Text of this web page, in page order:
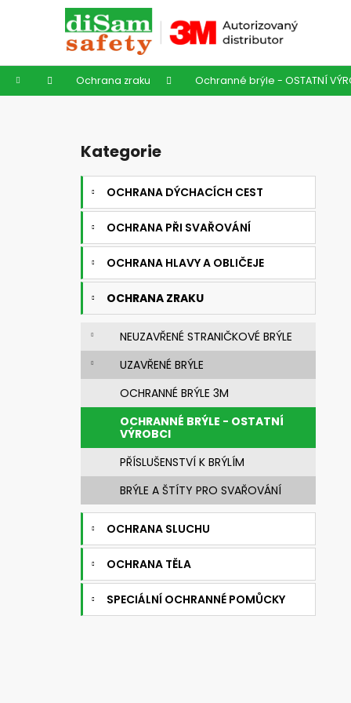
Domů Ochrana zraku Ochranné brýle - OSTATNÍ
Přeskočit
kategorie
Kategorie
OCHRANA DÝCHACÍCH CEST
OCHRANA PŘI SVAŘOVÁNÍ
OCHRANA HLAVY A OBLIČEJE
OCHRANA ZRAKU
NEUZAVŘENÉ STRANIČKOVÉ BRÝLE
UZAVŘENÉ BRÝLE
OCHRANNÉ BRÝLE 3M
OCHRANNÉ BRÝLE - OSTATNÍ
VÝROBCI
PŘÍSLUŠENSTVÍ K BRÝLÍM
BRÝLE A ŠTÍTY PRO SVAŘOVÁNÍ
OCHRANA SLUCHU
OCHRANA TĚLA
SPECIÁLNÍ OCHRANNÉ POMŮCKY
í
k
Zpět
do
obchodu
Zpět
do
obchodu
NEHOŘLAVÁ BLŮZA JAKUB
1 450 Kč